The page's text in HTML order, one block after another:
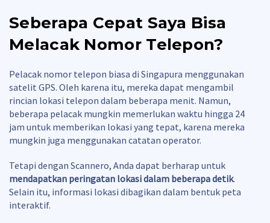
Seberapa Cepat Saya Bisa
Melacak Nomor Telepon?
Pelacak nomor telepon biasa di Singapura menggunakan
satelit GPS. Oleh karena itu, mereka dapat mengambil
rincian lokasi telepon dalam beberapa menit. Namun,
beberapa pelacak mungkin memerlukan waktu hingga 24
jam untuk memberikan lokasi yang tepat, karena mereka
mungkin juga menggunakan catatan operator.
Tetapi dengan Scannero, Anda dapat berharap untuk
mendapatkan peringatan lokasi dalam beberapa detik.
Selain itu, informasi lokasi dibagikan dalam bentuk peta
interaktif.